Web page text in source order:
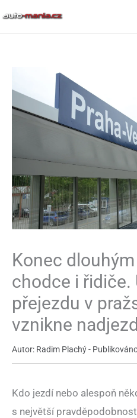
Konec
chodce i řidiče.
přejezdu v
vznikne
Autor: Radim Plachý -
Kdo jezdí nebo alespoň
s největší